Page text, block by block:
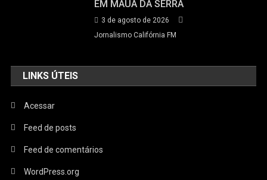
EM MAUÁ DA SERRA
3 de agosto de 2026
Jornalismo Califórnia FM
LINKS ÚTEIS
Acessar
Feed de posts
Feed de comentários
WordPress.org